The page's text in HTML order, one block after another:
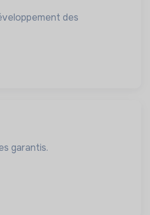
des
garantis.